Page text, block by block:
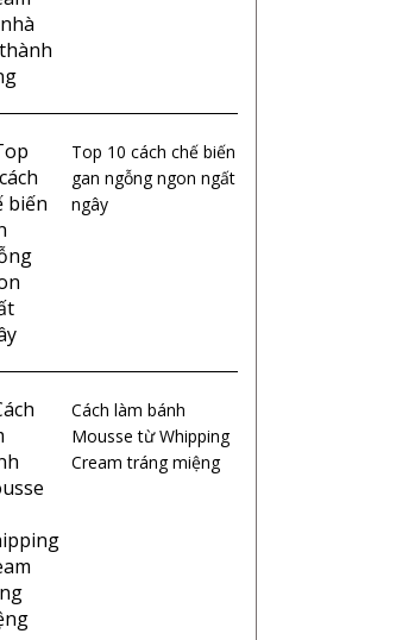
Top 10 cách chế biến
gan ngỗng ngon ngất
ngây
Cách làm bánh
Mousse từ Whipping
Cream tráng miệng